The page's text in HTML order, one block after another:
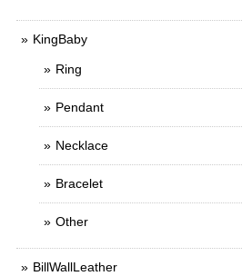
KingBaby
Ring
Pendant
Necklace
Bracelet
Other
BillWallLeather